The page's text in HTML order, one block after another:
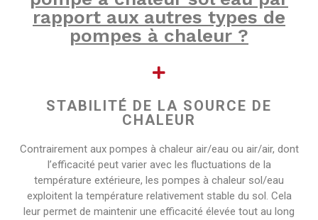
rapport aux autres types de
pompes à chaleur ?
STABILITÉ DE LA SOURCE DE
CHALEUR
Contrairement aux pompes à chaleur air/eau ou air/air, dont
l’efficacité peut varier avec les fluctuations de la
température extérieure, les pompes à chaleur sol/eau
exploitent la température relativement stable du sol. Cela
leur permet de maintenir une efficacité élevée tout au long